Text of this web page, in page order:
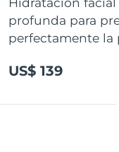
profunda para
perfectamente la
US$ 139